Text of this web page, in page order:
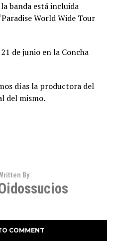
banda está incluida
World Wide Tour
de junio en la Concha
días la productora del
del mismo.
By
COMMENT